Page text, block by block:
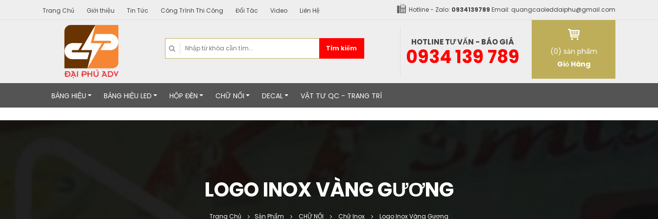
Trang Chủ Giới thiệu Tin Tức Công Trình Thi Công Đối Tác Video Liên Hệ Hotline - Zalo: 0934139789 Email: quangcaoleddaiphu@gmail.com
Tìm kiếm
HOTLINE TƯ VẤN - BÁO GIÁ
0934 139 789
(0) sản phẩm
Giỏ Hàng
BẢNG HIỆU BẢNG HIỆU LED HỘP ĐÈN CHỮ NỔI DECAL VẬT TƯ QC - TRANG TRÍ
LOGO INOX VÀNG GƯƠNG
Trang Chủ Sản Phẩm CHỮ NỔI Chữ Inox Logo Inox Vàng Gương